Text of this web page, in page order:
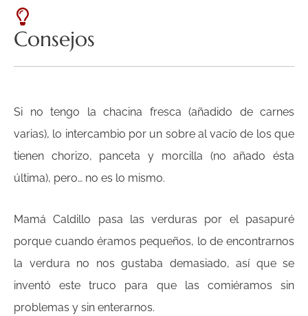
Consejos
Si no tengo la chacina fresca (añadido de carnes
varias), lo intercambio por un sobre al vacío de los que
tienen chorizo, panceta y morcilla (no añado ésta
última), pero… no es lo mismo.
Mamá Caldillo pasa las verduras por el pasapuré
porque cuando éramos pequeños, lo de encontrarnos
la verdura no nos gustaba demasiado, así que se
inventó este truco para que las comiéramos sin
problemas y sin enterarnos.